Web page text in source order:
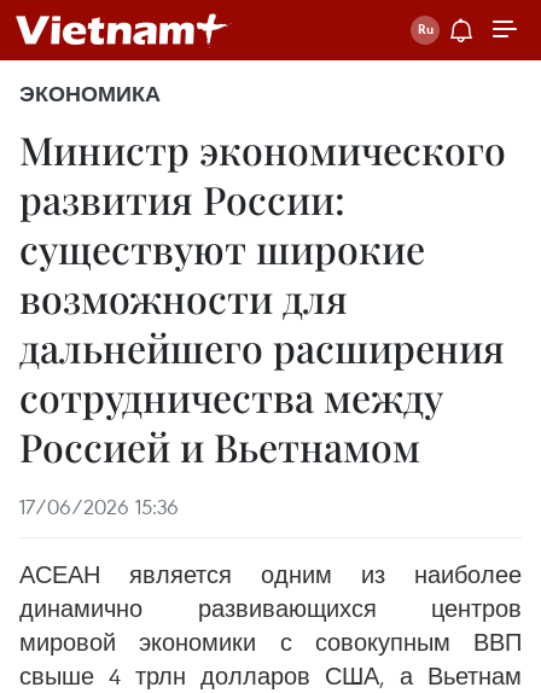
ЭКОНОМИКА
Министр экономического
развития России:
существуют широкие
возможности для
дальнейшего расширения
сотрудничества между
Россией и Вьетнамом
17/06/2026 15:36
АСЕАН является одним из наиболее
динамично развивающихся центров
мировой экономики с совокупным ВВП
свыше 4 трлн долларов США, а Вьетнам